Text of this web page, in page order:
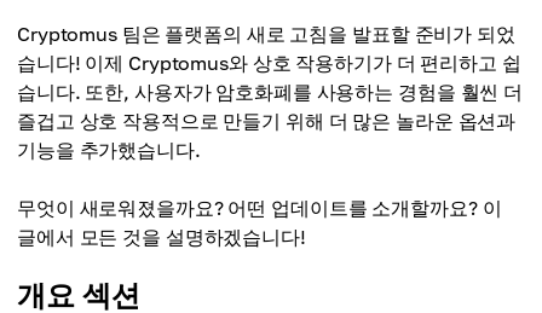
Cryptomus 팀은 플랫폼의 새로 고침을 발표할 준비가 되었
습니다! 이제 Cryptomus와 상호 작용하기가 더 편리하고 쉽
습니다. 또한, 사용자가 암호화폐를 사용하는 경험을 훨씬 더
즐겁고 상호 작용적으로 만들기 위해 더 많은 놀라운 옵션과
기능을 추가했습니다.
무엇이 새로워졌을까요? 어떤 업데이트를 소개할까요? 이
글에서 모든 것을 설명하겠습니다!
개요 섹션